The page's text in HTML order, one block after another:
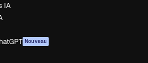
IA
Nouveau